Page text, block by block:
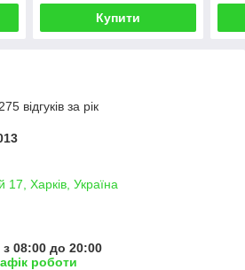
Купити
відгуків за рік
Харків, Україна
08:00 до 20:00
роботи